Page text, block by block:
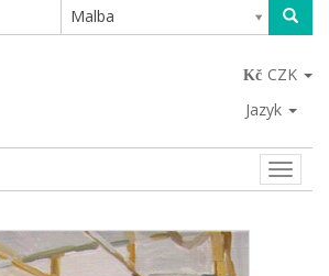
Malba
CZK
Jazyk
Toggle